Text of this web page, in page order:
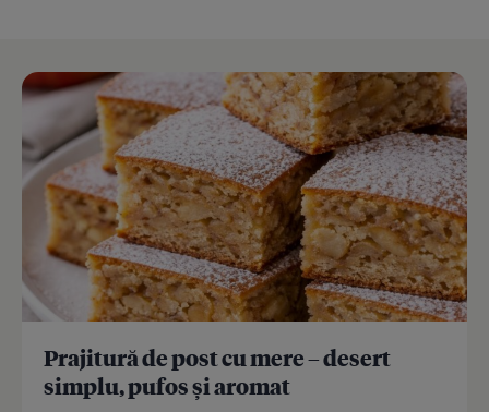
Prajitură de post cu mere – desert
simplu, pufos și aromat